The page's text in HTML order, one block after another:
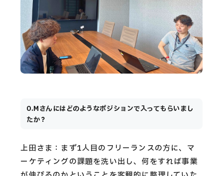
O.Mさんにはどのようなポジションで入ってもらいまし
たか？
上田さま：まず1人目のフリーランスの方に、マ
ーケティングの課題を洗い出し、何をすれば事業